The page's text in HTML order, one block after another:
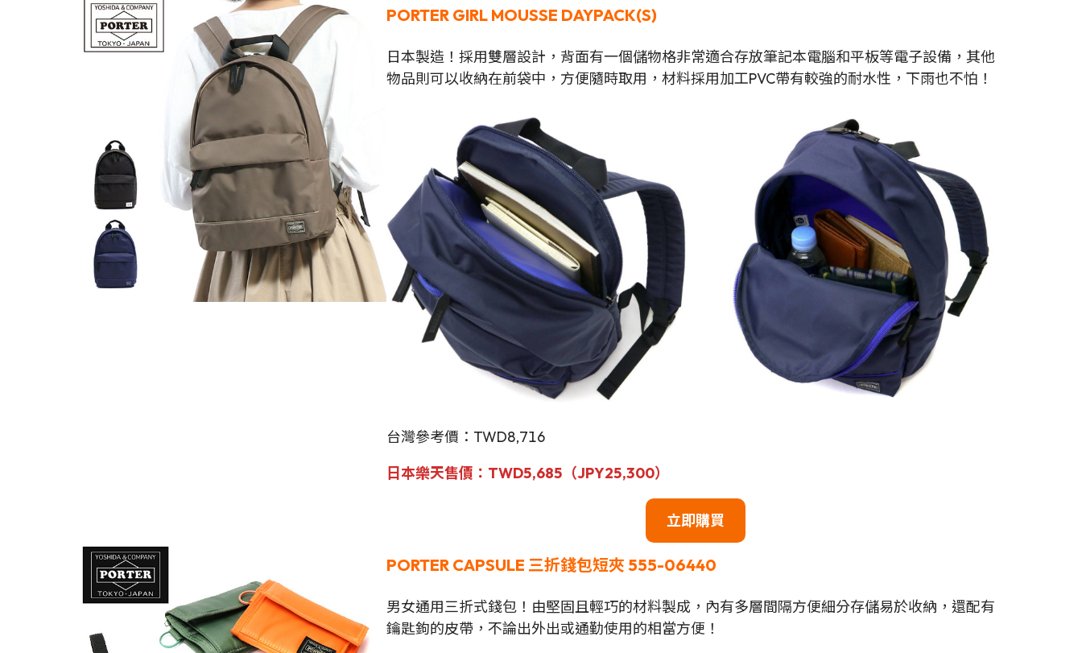
PORTER GIRL MOUSSE DAYPACK(S)
日本製造！採用雙層設計，背面有一個儲物格非常適合存放筆記本電腦和平板等電子設備，其他
物品則可以收納在前袋中，方便隨時取用，材料採用加工PVC帶有較強的耐水性，下雨也不怕！
台灣參考價：TWD8,716
日本樂天售價 ： TWD5,685（JPY25,300）
立即購買
PORTER CAPSULE 三折錢包短夾 555-06440
男女通用三折式錢包！由堅固且輕巧的材料製成，內有多層間隔方便細分存儲易於收納，還配有
鑰匙鉤的皮帶，不論出外出或通勤使用的相當方便！